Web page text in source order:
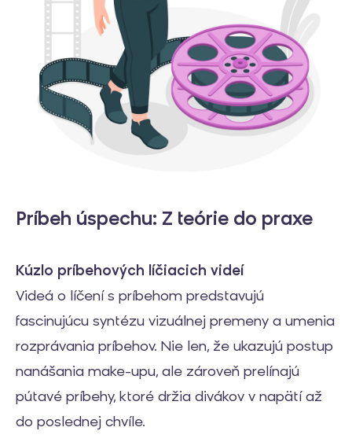
Príbeh úspechu: Z teórie do praxe
Kúzlo príbehových líčiacich videí
Videá o líčení s príbehom predstavujú
fascinujúcu syntézu vizuálnej premeny a umenia
rozprávania príbehov. Nie len, že ukazujú postup
nanášania make-upu, ale zároveň prelínajú
pútavé príbehy, ktoré držia divákov v napätí až
do poslednej chvíle.